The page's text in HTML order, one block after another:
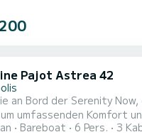
Pajot Astrea 42
an Bord der Serenity
Komfort und Leistung auf See zu
Meter langen Katamaran
Bareboat 6 Pers. 3